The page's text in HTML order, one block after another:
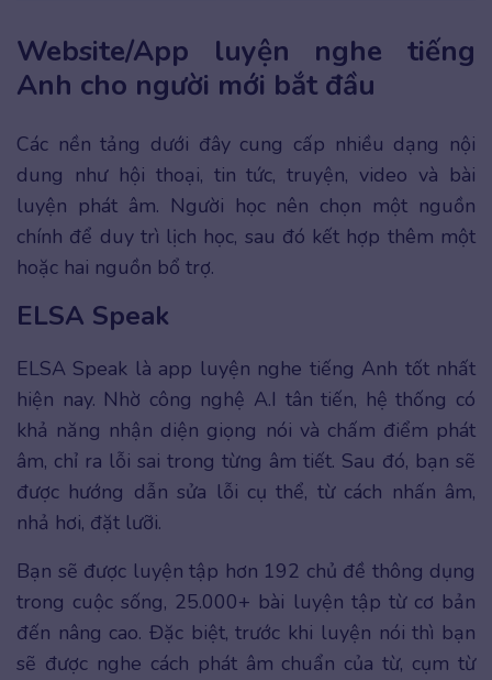
Website/App luyện nghe tiếng
Anh cho người mới bắt đầu
Các nền tảng dưới đây cung cấp nhiều dạng nội
dung như hội thoại, tin tức, truyện, video và bài
luyện phát âm. Người học nên chọn một nguồn
chính để duy trì lịch học, sau đó kết hợp thêm một
hoặc hai nguồn bổ trợ.
ELSA Speak
ELSA Speak là app luyện nghe tiếng Anh tốt nhất
hiện nay. Nhờ công nghệ A.I tân tiến, hệ thống có
khả năng nhận diện giọng nói và chấm điểm phát
âm, chỉ ra lỗi sai trong từng âm tiết. Sau đó, bạn sẽ
được hướng dẫn sửa lỗi cụ thể, từ cách nhấn âm,
nhả hơi, đặt lưỡi.
Bạn sẽ được luyện tập hơn 192 chủ đề thông dụng
trong cuộc sống, 25.000+ bài luyện tập từ cơ bản
đến nâng cao. Đặc biệt, trước khi luyện nói thì bạn
sẽ được nghe cách phát âm chuẩn của từ, cụm từ